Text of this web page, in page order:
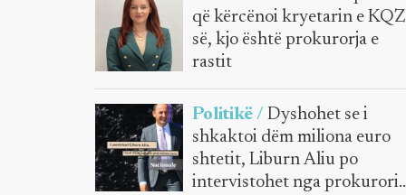
që kërcënoi kryetarin e
së, kjo është prokurorja e
rastit
Politikë /Dyshohet se i
shkaktoi dëm miliona euro
shtetit, Liburn Aliu po
intervistohet nga